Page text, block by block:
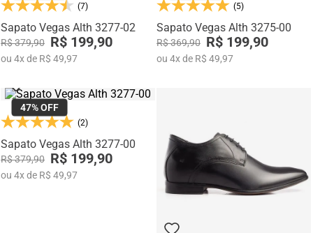
(7)
Sapato Vegas Alth 3277-02
R$ 379,90 R$ 199,90
ou 4xde R$ 49,97
(5)
Sapato Vegas Alth 3275-00
R$ 369,90 R$ 199,90
ou 4xde R$ 49,97
47%OFF
(2)
Sapato Vegas Alth 3277-00
R$ 379,90 R$ 199,90
ou 4xde R$ 49,97